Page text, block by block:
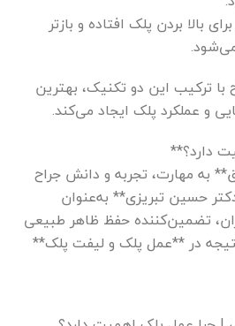
بالا بردن پلک افتاده و بازتر
با ترکیب این دو تکنیک، بهترین
و عملکرد پلک ایجاد می‌کند.
دارد؟**
به مهارت، تجربه و دانش جراح
حسین تبریزی** به‌عنوان
تضمین‌کننده حفظ ظاهر طبیعی
در **عمل پلک و لیفت پلک**